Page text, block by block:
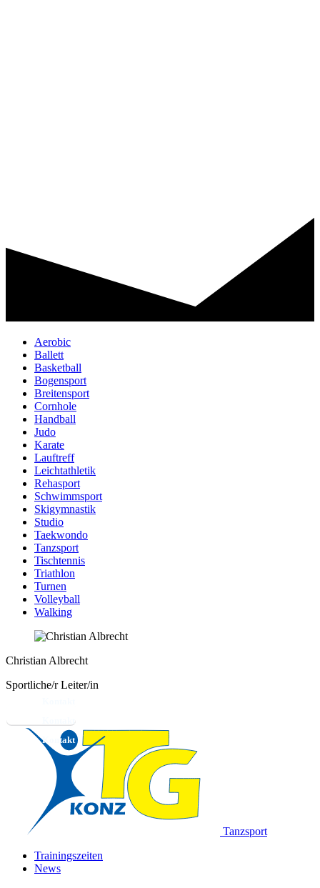
Aerobic
Ballett
Basketball
Bogensport
Breitensport
Cornhole
Handball
Judo
Karate
Lauftreff
Leichtathletik
Rehasport
Schwimmsport
Skigymnastik
Studio
Taekwondo
Tanzsport
Tischtennis
Triathlon
Turnen
Volleyball
Walking
Christian Albrecht
Sportliche/r Leiter/in
Tanzsport
Trainingszeiten
News